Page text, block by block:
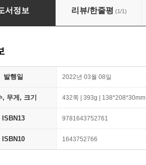
and the Orphans
서정보 리뷰/한줄평 (1/1)
발행일 2022년 03월 08일
, 무게, 크기 432쪽 | 393g | 138*208*30mm
ISBN13 9781643752761
ISBN10 1643752766